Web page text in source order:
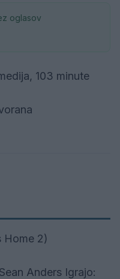
oglasov
103 minute
Home 2)
Anders Igrajo: